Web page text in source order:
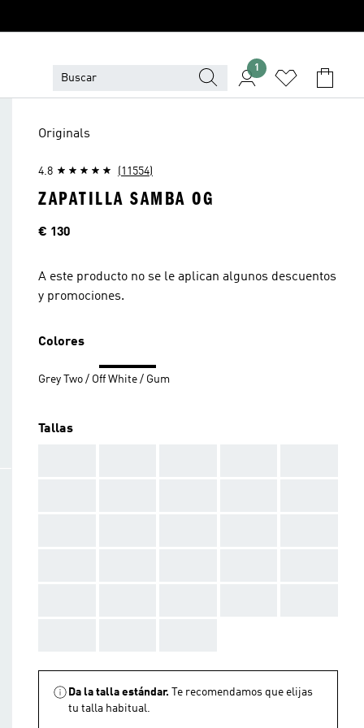
1
Originals
4.8 (11554)
ZAPATILLA SAMBA OG
Precio
€ 130
A este producto no se le aplican algunos descuentos
y promociones.
Colores
Grey Two / Off White / Gum
Tallas
Da la talla estándar.
Te recomendamos que elijas
tu talla habitual.